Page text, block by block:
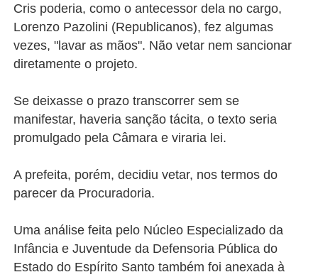
Cris poderia, como o antecessor dela no cargo,
Lorenzo Pazolini (Republicanos), fez algumas
vezes, "lavar as mãos". Não vetar nem sancionar
diretamente o projeto.
Se deixasse o prazo transcorrer sem se
manifestar, haveria sanção tácita, o texto seria
promulgado pela Câmara e viraria lei.
A prefeita, porém, decidiu vetar, nos termos do
parecer da Procuradoria.
Uma análise feita pelo Núcleo Especializado da
Infância e Juventude da Defensoria Pública do
Estado do Espírito Santo também foi anexada à